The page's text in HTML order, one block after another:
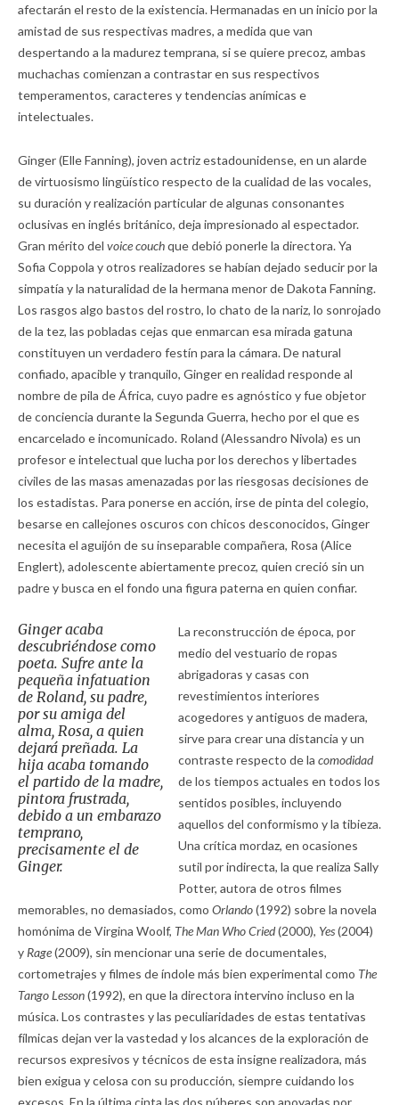
afectarán el resto de la existencia. Hermanadas en un inicio por la
amistad de sus respectivas madres, a medida que van
despertando a la madurez temprana, si se quiere precoz, ambas
muchachas comienzan a contrastar en sus respectivos
temperamentos, caracteres y tendencias anímicas e
intelectuales.
Ginger (Elle Fanning), joven actriz estadounidense, en un alarde
de virtuosismo lingüístico respecto de la cualidad de las vocales,
su duración y realización particular de algunas consonantes
oclusivas en inglés británico, deja impresionado al espectador.
Gran mérito del voice couchque debió ponerle la directora. Ya
Sofia Coppola y otros realizadores se habían dejado seducir por la
simpatía y la naturalidad de la hermana menor de Dakota Fanning.
Los rasgos algo bastos del rostro, lo chato de la nariz, lo sonrojado
de la tez, las pobladas cejas que enmarcan esa mirada gatuna
constituyen un verdadero festín para la cámara. De natural
confiado, apacible y tranquilo, Ginger en realidad responde al
nombre de pila de África, cuyo padre es agnóstico y fue objetor
de conciencia durante la Segunda Guerra, hecho por el que es
encarcelado e incomunicado. Roland (Alessandro Nivola) es un
profesor e intelectual que lucha por los derechos y libertades
civiles de las masas amenazadas por las riesgosas decisiones de
los estadistas. Para ponerse en acción, irse de pinta del colegio,
besarse en callejones oscuros con chicos desconocidos, Ginger
necesita el aguijón de su inseparable compañera, Rosa (Alice
Englert), adolescente abiertamente precoz, quien creció sin un
padre y busca en el fondo una figura paterna en quien confiar.
Ginger acaba
descubriéndose como
poeta. Sufre ante la
pequeña infatuation
de Roland, su padre,
por su amiga del
alma, Rosa, a quien
dejará preñada. La
hija acaba tomando
el partido de la madre,
pintora frustrada,
debido a un embarazo
temprano,
precisamente el de
Ginger.
La reconstrucción de época, por
medio del vestuario de ropas
abrigadoras y casas con
revestimientos interiores
acogedores y antiguos de madera,
sirve para crear una distancia y un
contraste respecto de la comodidad
de los tiempos actuales en todos los
sentidos posibles, incluyendo
aquellos del conformismo y la tibieza.
Una crítica mordaz, en ocasiones
sutil por indirecta, la que realiza Sally
Potter, autora de otros filmes
memorables, no demasiados, como Orlando(1992) sobre la novela
homónima de Virgina Woolf, The Man Who Cried(2000), Yes(2004)
y Rage(2009), sin mencionar una serie de documentales,
cortometrajes y filmes de índole más bien experimental como The
Tango Lesson(1992), en que la directora intervino incluso en la
música. Los contrastes y las peculiaridades de estas tentativas
fílmicas dejan ver la vastedad y los alcances de la exploración de
recursos expresivos y técnicos de esta insigne realizadora, más
bien exigua y celosa con su producción, siempre cuidando los
excesos. En la última cinta las dos púberes son apoyadas por